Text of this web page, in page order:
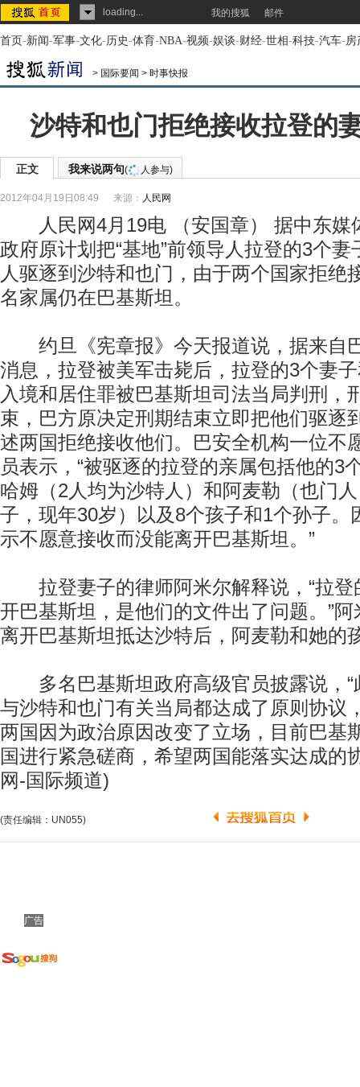
loading... 我的搜狐 邮件
首页-新闻-军事-文化-历史-体育-NBA-视频-娱谈-财经-世相-科技-汽车-房
> 国际要闻 > 时事快报
沙特和也门拒绝接收拉登的
正文 我来说两句( 人参与)
2012年04月19日08:49 来源： 人民网
人民网4月19电 （安国章） 据中东媒
政府原计划把“基地”前领导人拉登的3个
人驱逐到沙特和也门，由于两个国家拒绝
名家属仍在巴基斯坦。
约旦《宪章报》今天报道说，据来自
消息，拉登被美军击毙后，拉登的3个妻
入境和居住罪被巴基斯坦司法当局判刑，
束，巴方原决定刑期结束立即把他们驱逐
述两国拒绝接收他们。巴安全机构一位不
员表示，“被驱逐的拉登的亲属包括他的
哈姆（2人均为沙特人）和阿麦勒（也门
子，现年30岁）以及8个孩子和1个孙子。
示不愿意接收而没能离开巴基斯坦。”
拉登妻子的律师阿米尔解释说，“拉登
开巴基斯坦，是他们的文件出了问题。”阿
离开巴基斯坦抵达沙特后，阿麦勒和她的
多名巴基斯坦政府高级官员披露说，“
与沙特和也门有关当局都达成了原则协议
两国因为政治原因改变了立场，目前巴基
国进行紧急磋商，希望两国能落实达成的
网-国际频道)
(责任编辑：UN055)
广告